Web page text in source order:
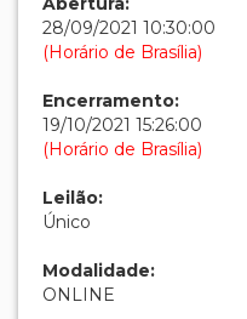
28/09/2021 10:30:00
(Horário de Brasília)
Encerramento:
19/10/2021 15:26:00
(Horário de Brasília)
Leilão:
Único
Modalidade:
ONLINE